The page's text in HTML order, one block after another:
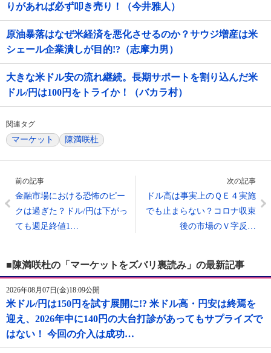
りがあれば必ず叩き売り！（今井雅人）
原油暴落はなぜ米経済を悪化させるのか？サウジ増産は米
シェール企業潰しが目的!?（志摩力男）
大きな米ドル安の流れ継続。長期サポートを割り込んだ米
ドル/円は100円をトライか！（バカラ村）
関連タグ
マーケット 陳満咲杜
前の記事
金融市場における恐怖のピー
クは過ぎた？ドル/円は下がっ
ても週足終値1…
次の記事
ドル高は事実上のＱＥ４実施
でも止まらない？コロナ収束
後の市場のＶ字反…
■陳満咲杜の「マーケットをズバリ裏読み」の最新記事
2026年08月07日(金)18:09公開
米ドル/円は150円を試す展開に!? 米ドル高・円安は終焉を
迎え、2026年中に140円の大台打診があってもサプライズで
はない！ 今回の介入は成功…